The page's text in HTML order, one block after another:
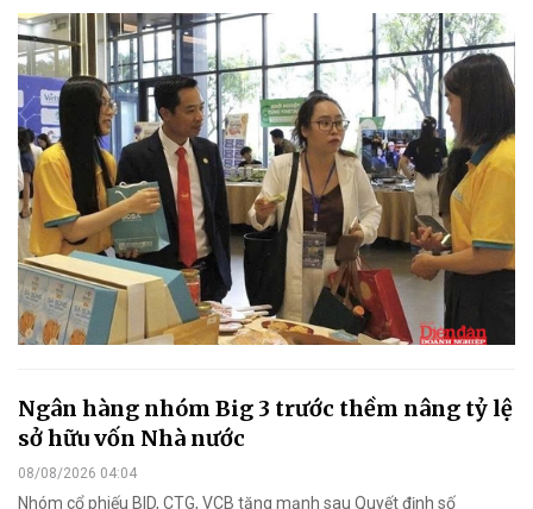
Ngân hàng nhóm Big 3 trước thềm nâng tỷ lệ
sở hữu vốn Nhà nước
08/08/2026 04:04
Nhóm cổ phiếu BID, CTG, VCB tăng mạnh sau Quyết định số